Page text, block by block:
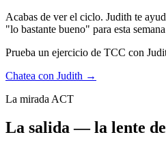
Acabas de ver el ciclo. Judith te
"lo bastante bueno" para esta
Prueba un ejercicio de TCC con
Chatea con Judith →
La mirada ACT
La salida — la lente